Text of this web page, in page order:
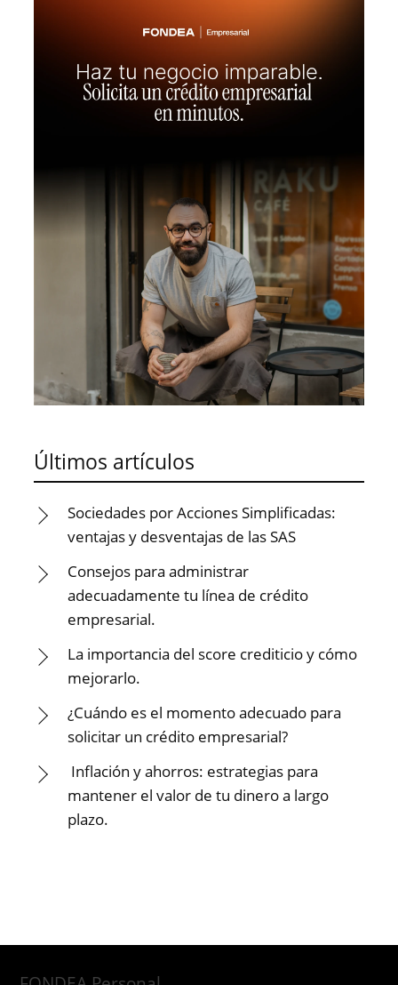
Últimos artículos
Sociedades por Acciones Simplificadas:
ventajas y desventajas de las SAS
Consejos para administrar
adecuadamente tu línea de crédito
empresarial.
La importancia del score crediticio y cómo
mejorarlo.
¿Cuándo es el momento adecuado para
solicitar un crédito empresarial?
Inflación y ahorros: estrategias para
mantener el valor de tu dinero a largo
plazo.